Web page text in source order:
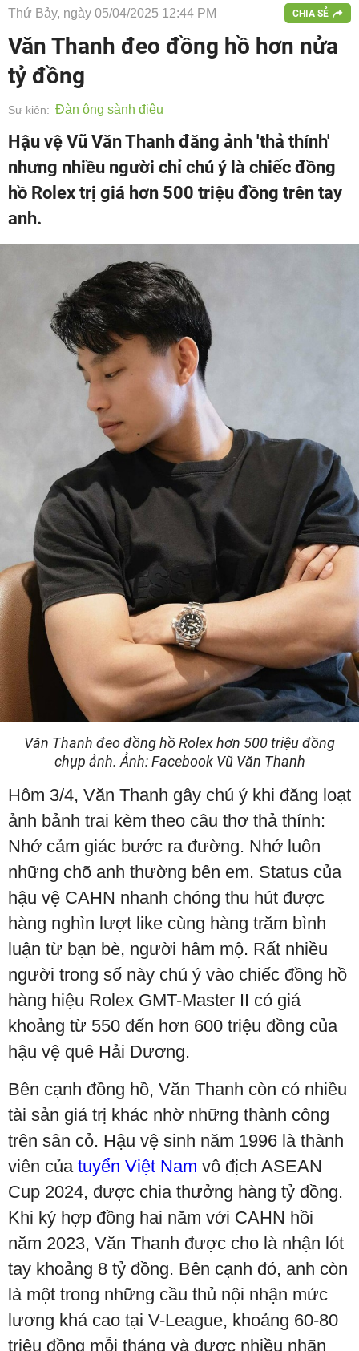
Thứ Bảy, ngày 05/04/2025 12:44 PM CHIA SẺ
Văn Thanh đeo đồng hồ hơn nửa
tỷ đồng
Sự kiện: Đàn ông sành điệu
Hậu vệ Vũ Văn Thanh đăng ảnh 'thả thính'
nhưng nhiều người chỉ chú ý là chiếc đồng
hồ Rolex trị giá hơn 500 triệu đồng trên tay
anh.
Văn Thanh đeo đồng hồ Rolex hơn 500 triệu đồng
chụp ảnh. Ảnh: Facebook Vũ Văn Thanh
Hôm 3/4, Văn Thanh gây chú ý khi đăng loạt
ảnh bảnh trai kèm theo câu thơ thả thính:
Nhớ cảm giác bước ra đường. Nhớ luôn
những chõ anh thường bên em. Status của
hậu vệ CAHN nhanh chóng thu hút được
hàng nghìn lượt like cùng hàng trăm bình
luận từ bạn bè, người hâm mộ. Rất nhiều
người trong số này chú ý vào chiếc đồng hồ
hàng hiệu Rolex GMT-Master II có giá
khoảng từ 550 đến hơn 600 triệu đồng của
hậu vệ quê Hải Dương.
Bên cạnh đồng hồ, Văn Thanh còn có nhiều
tài sản giá trị khác nhờ những thành công
trên sân cỏ. Hậu vệ sinh năm 1996 là thành
viên của tuyển Việt Nam vô địch ASEAN
Cup 2024, được chia thưởng hàng tỷ đồng.
Khi ký hợp đồng hai năm với CAHN hồi
năm 2023, Văn Thanh được cho là nhận lót
tay khoảng 8 tỷ đồng. Bên cạnh đó, anh còn
là một trong những cầu thủ nội nhận mức
lương khá cao tại V-League, khoảng 60-80
triệu đồng mỗi tháng và được nhiều nhãn